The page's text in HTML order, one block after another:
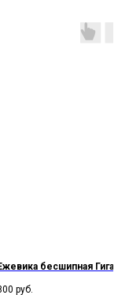
бесшипная Гигант
руб.